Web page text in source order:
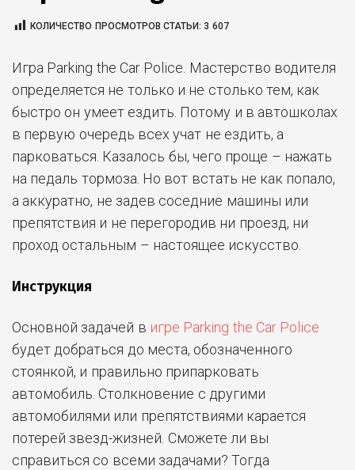
КОЛИЧЕСТВО ПРОСМОТРОВ СТАТЬИ:3 607
Игра Parking the Car Police. Мастерство водителя
определяется не только и не столько тем, как
быстро он умеет ездить. Потому и в автошколах
в первую очередь всехучат не ездить, а
парковаться. Казалось бы, чего проще – нажать
на педаль тормоза. Но вот встать не как попало,
а аккуратно, не задев соседние машины или
препятствия и не перегородив ни проезд, ни
проход остальным – настоящее искусство.
Инструкция
Основной задачей в игре Parking the Car Police
будет добраться до места, обозначенного
стоянкой, и правильно припарковать
автомобиль. Столкновение с другими
автомобилями или препятствиями карается
потерей звезд-жизней. Сможете ли вы
справиться со всеми задачами? Тогда